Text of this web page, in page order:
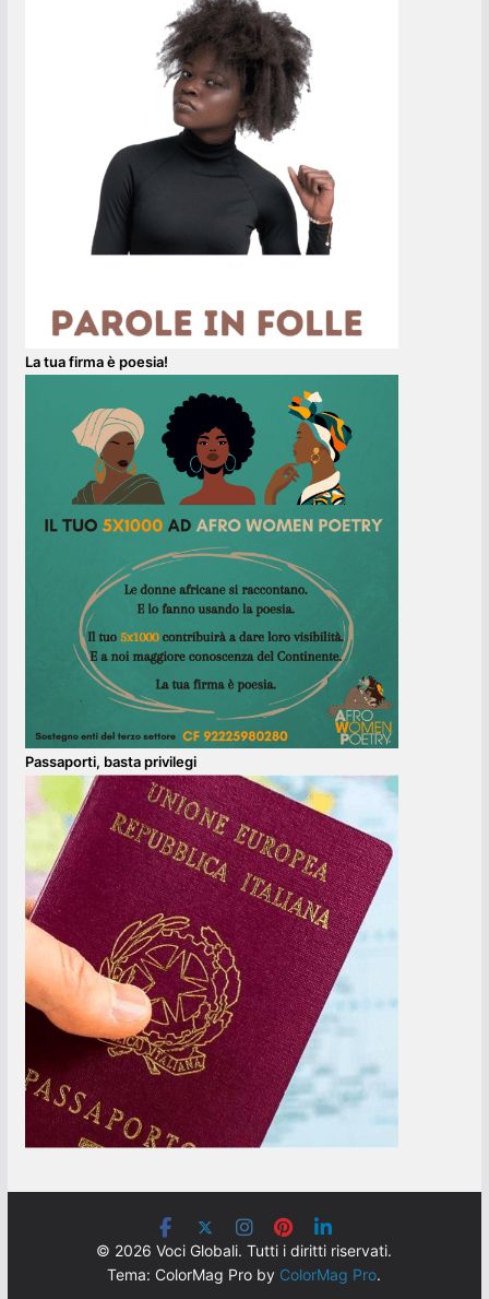
La tua firma è poesia!
Passaporti, basta privilegi
© 2026 Voci Globali. Tutti i diritti riservati.
Tema: ColorMag Pro by ColorMag Pro.